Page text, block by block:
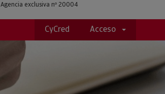
Agencia exclusiva nº 20004
CyCred Acceso